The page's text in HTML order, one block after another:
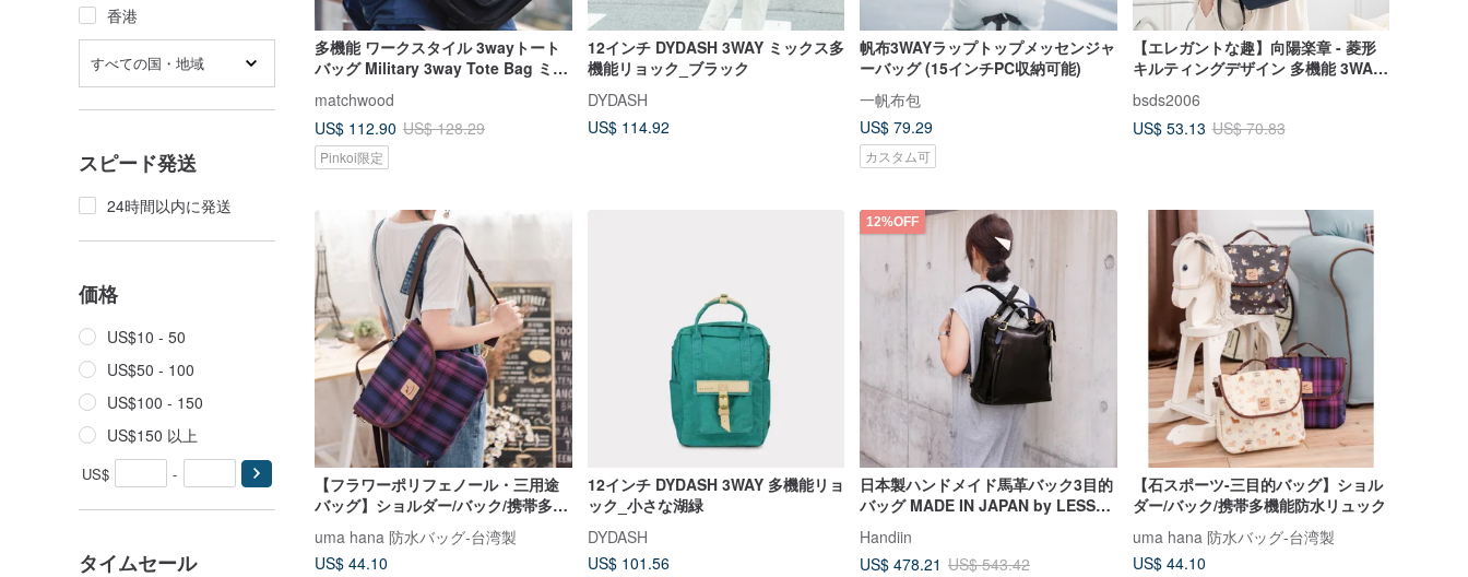
香港
すべての国・地域
スピード発送
24時間以内に発送
価格
US$10 - 50
US$50 - 100
US$100 - 150
US$150 以上
US$ -
タイムセール
多機能 ワークスタイル 3wayトート
バッグ Military 3way Tote Bag ミリ
タリー メッセンジャーバッグ
matchwood
US$ 112.90 US$ 128.29
Pinkoi限定
12インチ DYDASH 3WAY ミックス多
機能リョック_ブラック
DYDASH
US$ 114.92
帆布3WAYラップトップメッセンジャ
ーバッグ (15インチPC収納可能)
一帆布包
US$ 79.29
カスタム可
【エレガントな趣】向陽楽章 - 菱形
キルティングデザイン 多機能 3WAY
バックパック - シャイニーブルー
bsds2006
US$ 53.13 US$ 70.83
【フラワーポリフェノール・三用途
バッグ】ショルダー/バック/携帯多機
能防水リュック
uma hana 防水バッグ-台湾製
US$ 44.10
12インチ DYDASH 3WAY 多機能リョ
ック_小さな湖緑
DYDASH
US$ 101.56
12%OFF
日本製ハンドメイド馬革バック3目的
バッグ MADE IN JAPAN by LESS
Handiin
US$ 478.21 US$ 543.42
【石スポーツ-三目的バッグ】ショル
ダー/バック/携帯多機能防水リュック
uma hana 防水バッグ-台湾製
US$ 44.10